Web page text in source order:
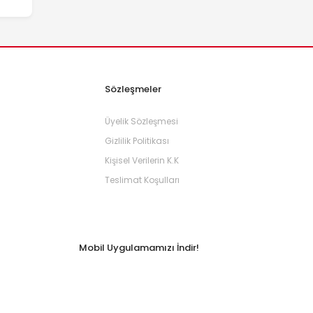
Sözleşmeler
Üyelik Sözleşmesi
Gizlilik Politikası
Kişisel Verilerin K.K
Teslimat Koşulları
Mobil Uygulamamızı İndir!